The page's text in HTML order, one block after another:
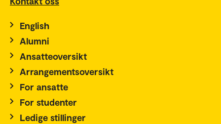
English
Alumni
Ansatteoversikt
Arrangementsoversikt
For ansatte
For studenter
Ledige stillinger